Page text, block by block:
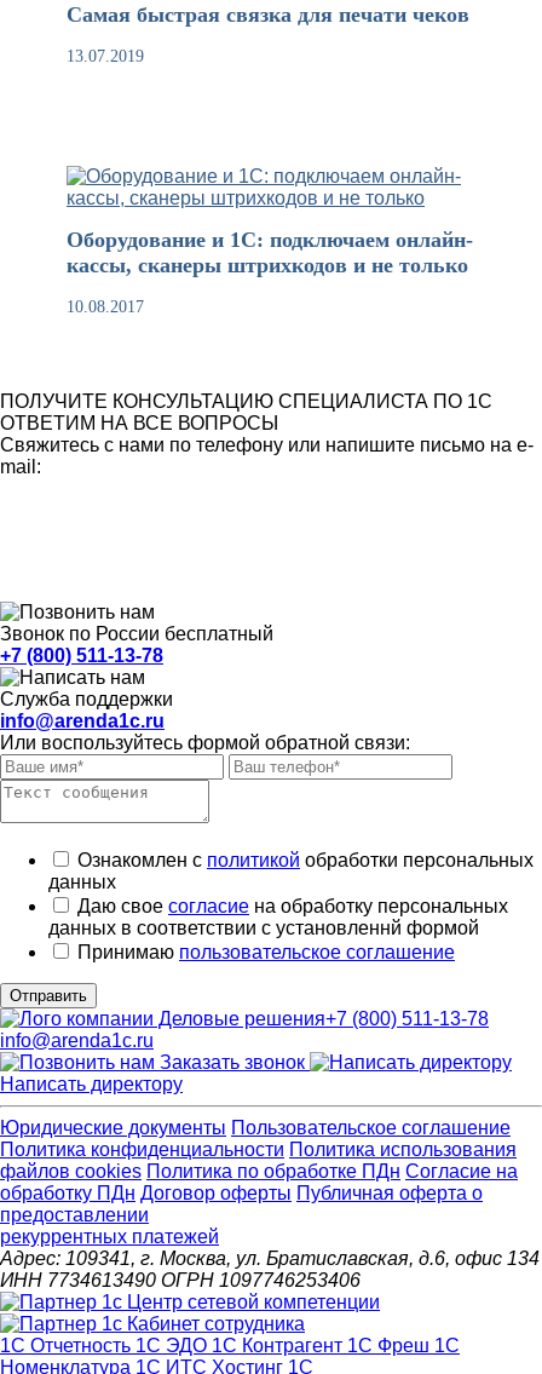
Самая быстрая связка для печати чеков
13.07.2019
Оборудование и 1С: подключаем онлайн-
кассы, сканеры штрихкодов и не только
10.08.2017
ПОЛУЧИТЕ КОНСУЛЬТАЦИЮ СПЕЦИАЛИСТА ПО 1С
ОТВЕТИМ НА ВСЕ ВОПРОСЫ
Свяжитесь с нами по телефону или напишите письмо на e-
mail:
Звонок по России бесплатный
+7 (800) 511-13-78
Служба поддержки
info@arenda1c.ru
Или воспользуйтесь формой обратной связи:
Ознакомлен с политикой обработки персональных
данных
Даю свое согласие на обработку персональных
данных в соответствии с установленнй формой
Принимаю пользовательское соглашение
Отправить
+7 (800) 511-13-78
info@arenda1c.ru
Заказать звонок
Написать директору
Юридические документы Пользовательское соглашение
Политика конфиденциальности Политика использования
файлов cookies Политика по обработке ПДн Cогласие на
обработку ПДн Договор оферты Публичная оферта о
предоставлении
рекуррентных платежей
Адрес: 109341, г. Москва, ул. Братиславская, д.6, офис 134
ИНН 7734613490 ОГРН 1097746253406
1С Отчетность 1С ЭДО 1С Контрагент 1С Фреш 1С
Номенклатура 1С ИТС Хостинг 1С